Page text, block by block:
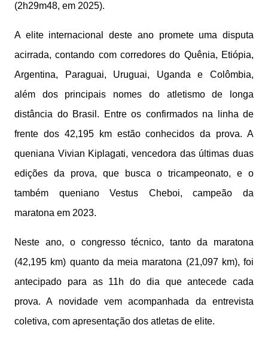
(2h29m48, em 2025).
A elite internacional deste ano promete uma disputa
acirrada, contando com corredores do Quênia, Etiópia,
Argentina, Paraguai, Uruguai, Uganda e Colômbia,
além dos principais nomes do atletismo de longa
distância do Brasil. Entre os confirmados na linha de
frente dos 42,195 km estão conhecidos da prova. A
queniana Vivian Kiplagati, vencedora das últimas duas
edições da prova, que busca o tricampeonato, e o
também queniano Vestus Cheboi, campeão da
maratona em 2023.
Neste ano, o congresso técnico, tanto da maratona
(42,195 km) quanto da meia maratona (21,097 km), foi
antecipado para as 11h do dia que antecede cada
prova. A novidade vem acompanhada da entrevista
coletiva, com apresentação dos atletas de elite.